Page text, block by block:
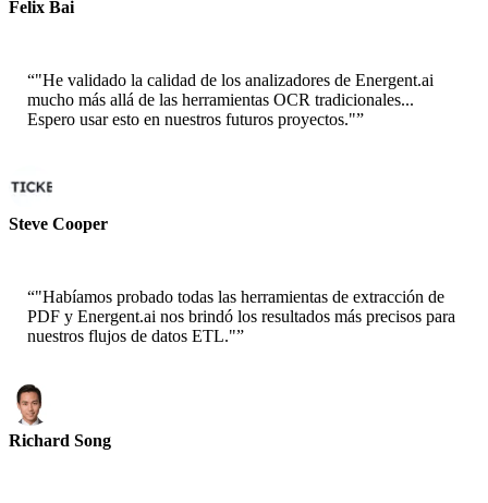
Felix Bai
“"He validado la calidad de los analizadores de Energent.ai
mucho más allá de las herramientas OCR tradicionales...
Espero usar esto en nuestros futuros proyectos."”
Steve Cooper
“"Habíamos probado todas las herramientas de extracción de
PDF y Energent.ai nos brindó los resultados más precisos para
nuestros flujos de datos ETL."”
Richard Song